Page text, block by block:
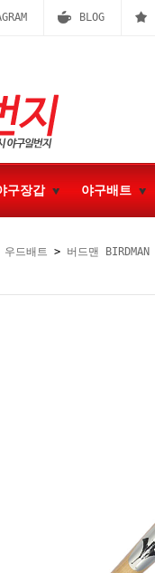
BLOG
구장갑 야구배트
드배트 > 버드맨 BIRDMAN